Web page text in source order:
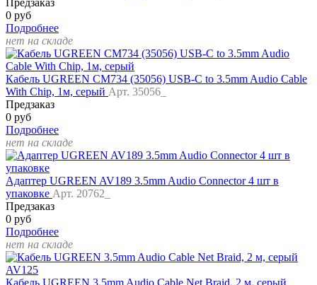
Предзаказ
0 руб
Подробнее
нет на складе
Кабель UGREEN CM734 (35056) USB-C to 3.5mm Audio Cable
With Chip, 1м, серый Арт. 35056_
Предзаказ
0 руб
Подробнее
нет на складе
Адаптер UGREEN AV189 3.5mm Audio Connector 4 шт в
упаковке Арт. 20762_
Предзаказ
0 руб
Подробнее
нет на складе